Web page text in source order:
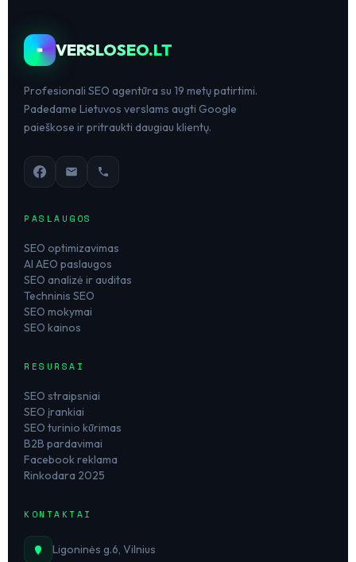
VERSLOSEO.LT
Profesionali SEO agentūra su 19 metų patirtimi.
Padedame Lietuvos verslams augti Google
paieškose ir pritraukti daugiau klientų.
PASLAUGOS
SEO optimizavimas
AI AEO paslaugos
SEO analizė ir auditas
Techninis SEO
SEO mokymai
SEO kainos
RESURSAI
SEO straipsniai
SEO įrankiai
SEO turinio kūrimas
B2B pardavimai
Facebook reklama
Rinkodara 2025
KONTAKTAI
Ligoninės g.6, Vilnius